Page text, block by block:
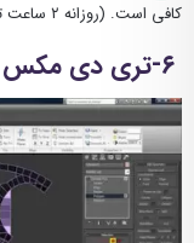
کافی است. (روزانه ۲ ساعت تمرین)